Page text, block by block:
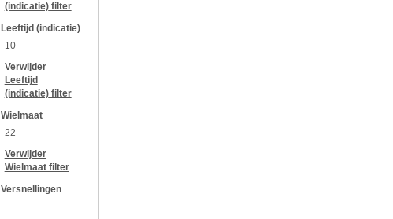
(indicatie)filter
Leeftijd (indicatie)
10
Verwijder
Leeftijd
(indicatie)filter
Wielmaat
22
Verwijder
Wielmaatfilter
Versnellingen